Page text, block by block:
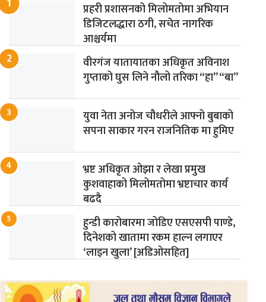
प्रहरी प्रशासनको मिलोमतोमा अभियान
डिजिटलद्धारा ठगी, सचेत नागरिक
आश्चर्यमा
वीरगंज यातायातका अधिकृत अविनाश
गुप्ताको घुस लिने नौलो तरिका “हा” “बा”
युवा नेता अनोज चौधरीले आफ्नो बुबाको
सपना साकार गरन राजनितिक मा हुमिए
भ्रष्ट अधिकृत ओझा र लेखा प्रमुख
कुशवाहाको मिलोमतोमा भ्रष्टाचार कार्य
बढदै
हुन्डी कारोबारमा जोडिए एसएसपी पाण्डे,
दिनेशको खातामा रकम हाल्न लगाएर
‘लाइन खुला’ [अडिओसहित]